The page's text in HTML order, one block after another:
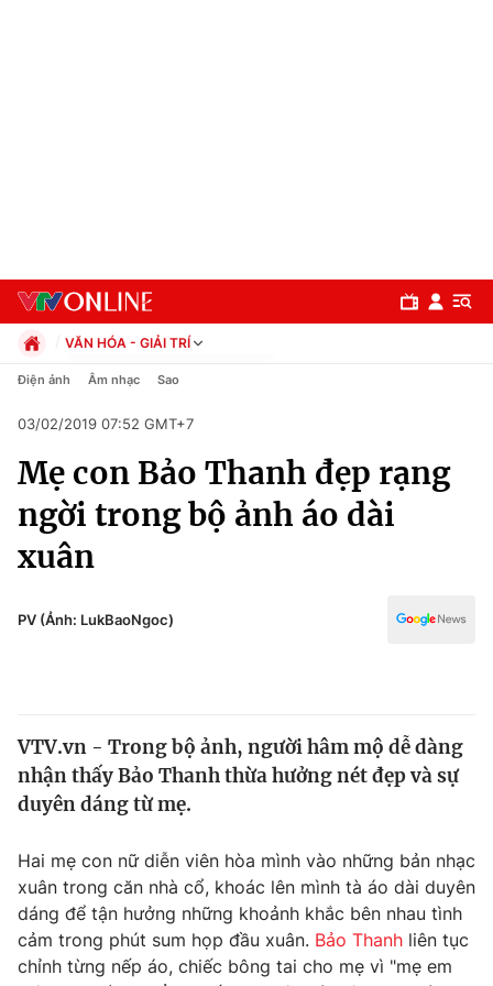
Chuyên mục
Chính trị
Xã hội
Pháp luật
Thế giới
Tin tức
Câu chuyện quốc tế
Kinh tế
Tài chính
Thị trường
Góc doanh nghiệp
Dữ liệu và đời sống
Truyền hình
VĂN HÓA - GIẢI TRÍ
Chính trị
Pháp luật
Kinh tế
Thể thao
Truyền hình
Văn hóa - Giải trí
Công nghệ
Điện ảnh Âm nhạc Sao
03/02/2019 07:52 GMT+7
Mẹ con Bảo Thanh đẹp rạng
ngời trong bộ ảnh áo dài
xuân
PV (Ảnh: LukBaoNgoc)
VTV.vn - Trong bộ ảnh, người hâm mộ dễ dàng
nhận thấy Bảo Thanh thừa hưởng nét đẹp và sự
duyên dáng từ mẹ.
Hai mẹ con nữ diễn viên hòa mình vào những bản nhạc
xuân trong căn nhà cổ, khoác lên mình tà áo dài duyên
dáng để tận hưởng những khoảnh khắc bên nhau tình
cảm trong phút sum họp đầu xuân. Bảo Thanh liên tục
chỉnh từng nếp áo, chiếc bông tai cho mẹ vì "mẹ em